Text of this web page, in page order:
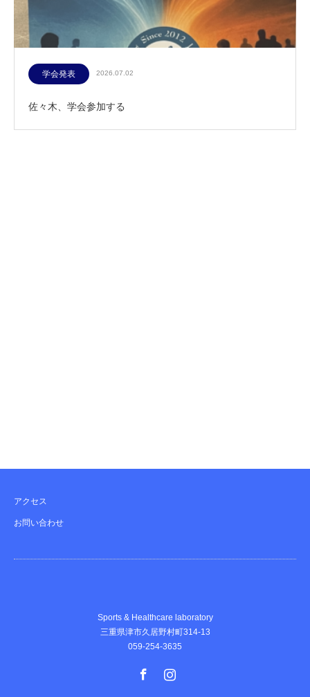
学会発表 2026.07.02
佐々木、学会参加する
アクセス
お問い合わせ
Sports & Healthcare laboratory
三重県津市久居野村町314-13
059-254-3635